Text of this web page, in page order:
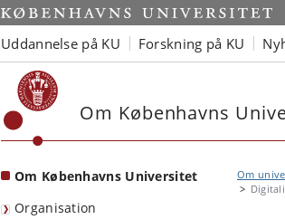
Start
Uddannelse på KU Forskning på KU
Om Københavns
Om Københavns Universitet
Organisation
Om